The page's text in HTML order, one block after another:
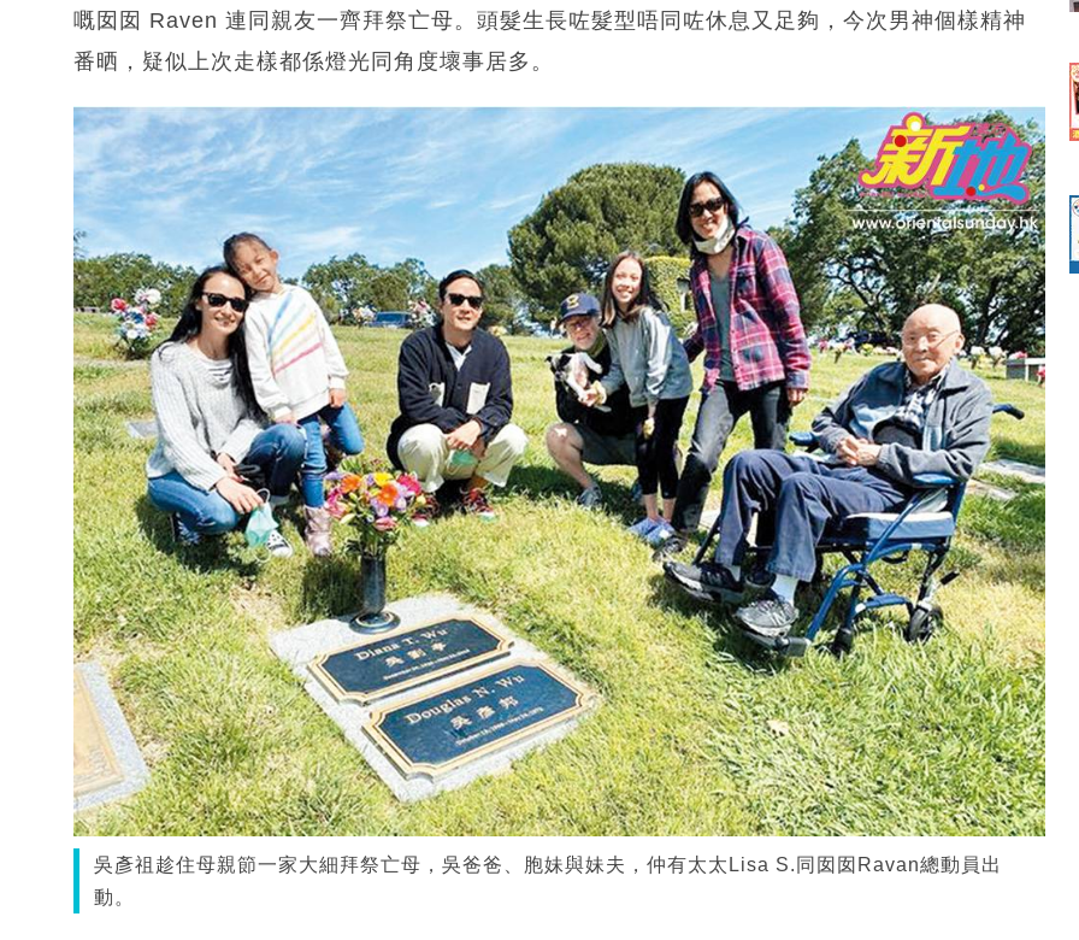
嘅囡囡 Raven 連同親友一齊拜祭亡母。頭髮生長咗髮型唔同咗休息又足夠，今次男神個樣精神
番晒，疑似上次走樣都係燈光同角度壞事居多。
吳彥祖趁住母親節一家大細拜祭亡母，吳爸爸、胞妹與妹夫，仲有太太Lisa S.同囡囡Ravan總動員出
動。